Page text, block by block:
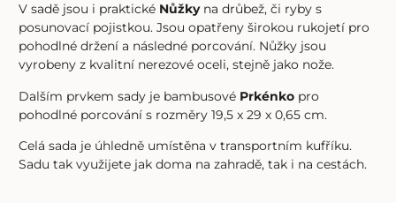
V sadě jsou i praktické Nůžkyna drůbež, či ryby s
posunovací pojistkou. Jsou opatřeny širokou rukojetí pro
pohodlné držení a následné porcování. Nůžky jsou
vyrobeny z kvalitní nerezové oceli, stejně jako nože.
Dalším prvkem sady je bambusové Prkénko pro
pohodlné porcování s rozměry 19,5 x 29 x 0,65 cm.
Celá sada je úhledně umístěna v transportním kufříku.
Sadu tak využijete jak doma na zahradě, tak i na cestách.